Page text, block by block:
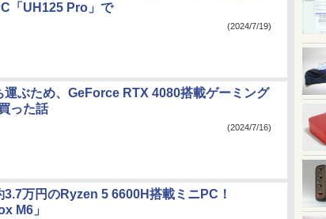
「UH125 Pro」で
(2024/7/19)
運ぶため、GeForce RTX 4080搭載ゲーミング
った話
(2024/7/16)
万円のRyzen 5 6600H搭載ミニPC！
M6」